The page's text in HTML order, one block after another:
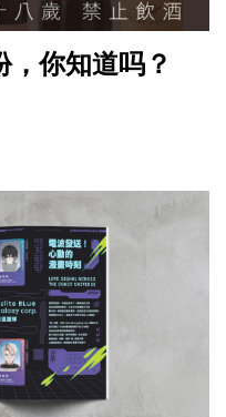
，你知道吗？